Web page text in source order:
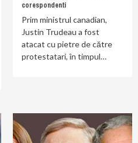
corespondenti
Prim ministrul canadian,
Justin Trudeau a fost
atacat cu pietre de către
protestatari, în timpul…